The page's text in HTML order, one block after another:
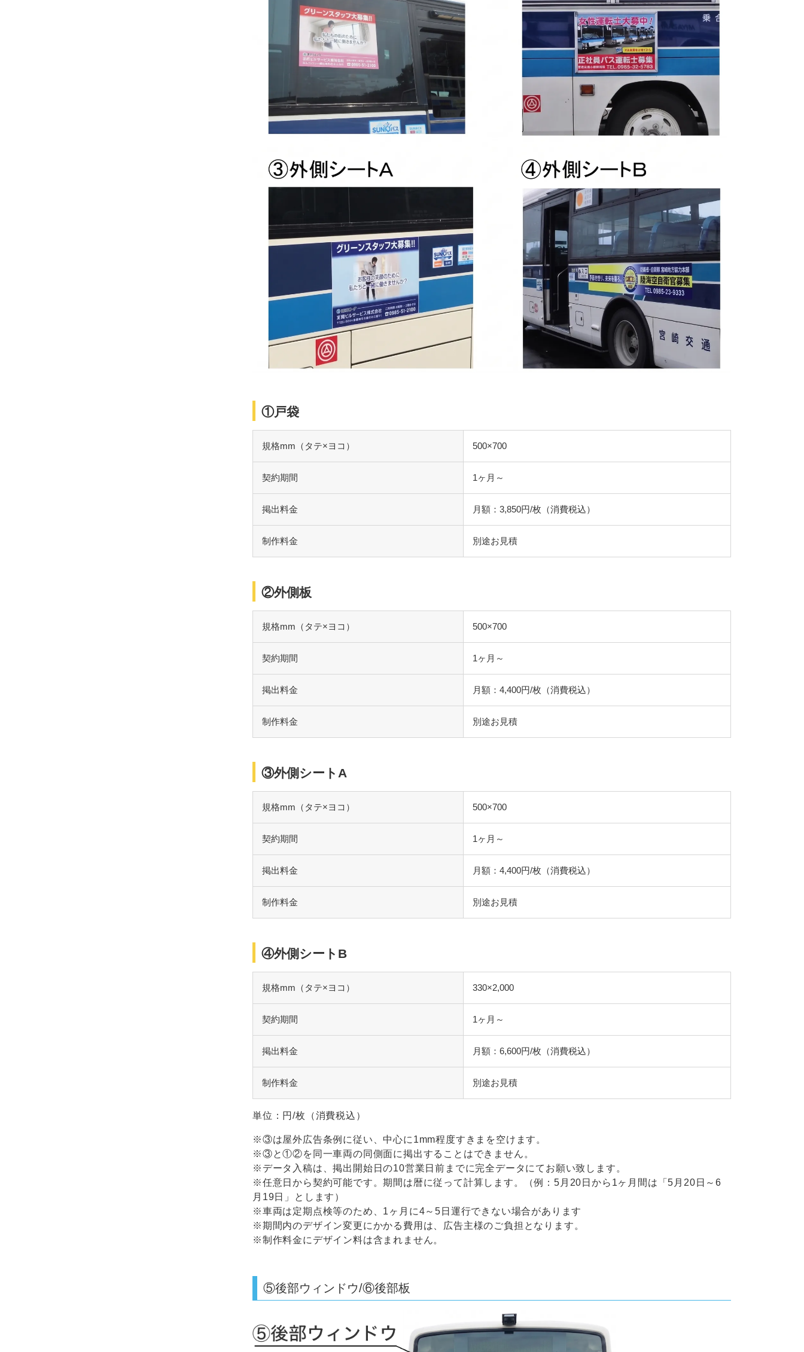
①戸袋
規格mm（タテ×ヨコ） 500×700
契約期間 1ヶ月～
掲出料金 月額：3,850円/枚（消費税込）
制作料金 別途お見積
②外側板
規格mm（タテ×ヨコ） 500×700
契約期間 1ヶ月～
掲出料金 月額：4,400円/枚（消費税込）
制作料金 別途お見積
③外側シートA
規格mm（タテ×ヨコ） 500×700
契約期間 1ヶ月～
掲出料金 月額：4,400円/枚（消費税込）
制作料金 別途お見積
④外側シートB
規格mm（タテ×ヨコ） 330×2,000
契約期間 1ヶ月～
掲出料金 月額：6,600円/枚（消費税込）
制作料金 別途お見積
単位：円/枚（消費税込）
※③は屋外広告条例に従い、中心に1mm程度すきまを空けます。
※③と①②を同一車両の同側面に掲出することはできません。
※データ入稿は、掲出開始日の10営業日前までに完全データにてお願い致します。
※任意日から契約可能です。期間は暦に従って計算します。（例：5月20日から1ヶ月間は「5月20日～6
月19日」とします）
※車両は定期点検等のため、1ヶ月に4～5日運行できない場合があります
※期間内のデザイン変更にかかる費用は、広告主様のご負担となります。
※制作料金にデザイン料は含まれません。
⑤後部ウィンドウ/⑥後部板